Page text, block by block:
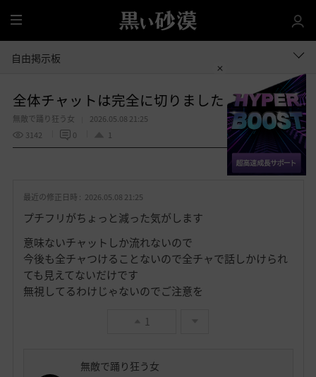
全
体
自由掲示板
全体チャットは完全に切りました
無敵で踊り狂う女
2026.05.08 21:25
3142
0 1
お 共有する
最近の修正日時 : 2026.05.08 21:25
プチフリがちょっと減った気がします
意味ないチャットしか流れないので
今後も全チャつけることないので全チャで話しかけられ
ても見えてないだけです
無視してるわけじゃないのでご注意を
1
無敵で踊り狂う女